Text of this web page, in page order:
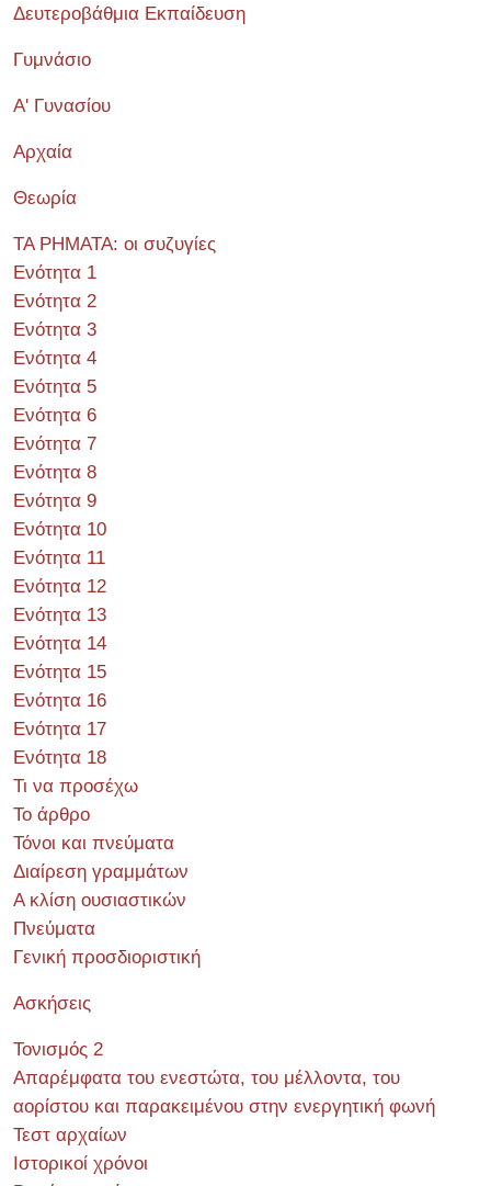
Δευτεροβάθμια Εκπαίδευση
Γυμνάσιο
Α' Γυνασίου
Αρχαία
Θεωρία
ΤΑ ΡΗΜΑΤΑ: οι συζυγίες
Ενότητα 1
Ενότητα 2
Ενότητα 3
Ενότητα 4
Ενότητα 5
Ενότητα 6
Ενότητα 7
Ενότητα 8
Ενότητα 9
Ενότητα 10
Ενότητα 11
Ενότητα 12
Ενότητα 13
Ενότητα 14
Ενότητα 15
Ενότητα 16
Ενότητα 17
Ενότητα 18
Τι να προσέχω
Το άρθρο
Τόνοι και πνεύματα
Διαίρεση γραμμάτων
Α κλίση ουσιαστικών
Πνεύματα
Γενική προσδιοριστική
Ασκήσεις
Τονισμός 2
Απαρέμφατα του ενεστώτα, του μέλλοντα, του
αορίστου και παρακειμένου στην ενεργητική φωνή
Τεστ αρχαίων
Ιστορικοί χρόνοι